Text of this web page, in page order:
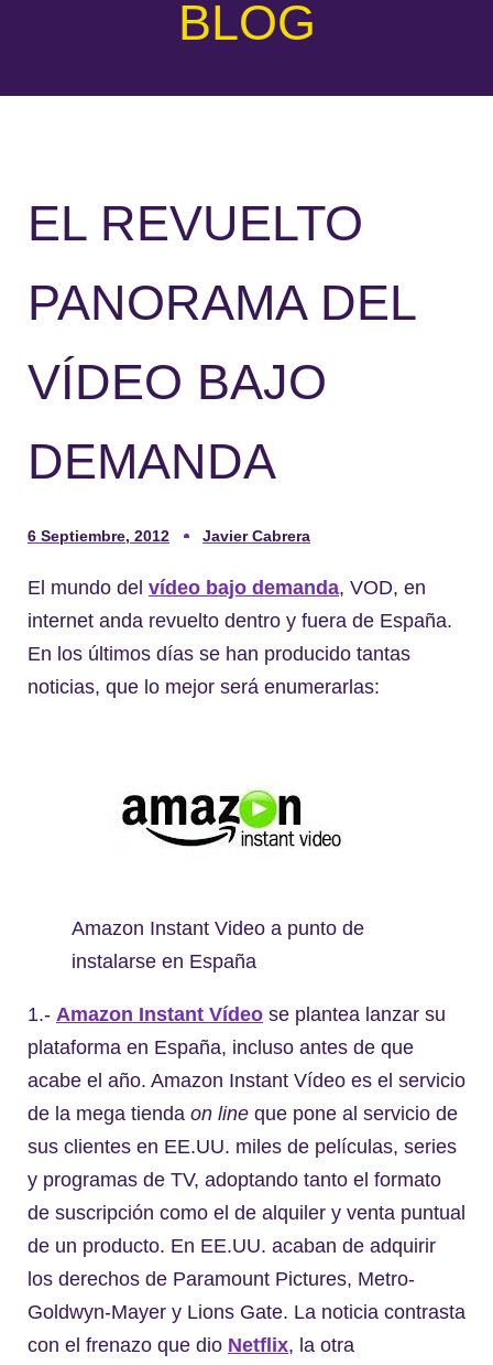
BLOG
EL REVUELTO
PANORAMA DEL
VÍDEO BAJO
DEMANDA
6 Septiembre, 2012 Javier Cabrera
El mundo del vídeo bajo demanda, VOD, en
internet anda revuelto dentro y fuera de España.
En los últimos días se han producido tantas
noticias, que lo mejor será enumerarlas:
Amazon Instant Video a punto de
instalarse en España
1.- Amazon Instant Vídeo se plantea lanzar su
plataforma en España, incluso antes de que
acabe el año. Amazon Instant Vídeo es el servicio
de la mega tienda on line que pone al servicio de
sus clientes en EE.UU. miles de películas, series
y programas de TV, adoptando tanto el formato
de suscripción como el de alquiler y venta puntual
de un producto. En EE.UU. acaban de adquirir
los derechos de Paramount Pictures, Metro-
Goldwyn-Mayer y Lions Gate. La noticia contrasta
con el frenazo que dio Netflix, la otra